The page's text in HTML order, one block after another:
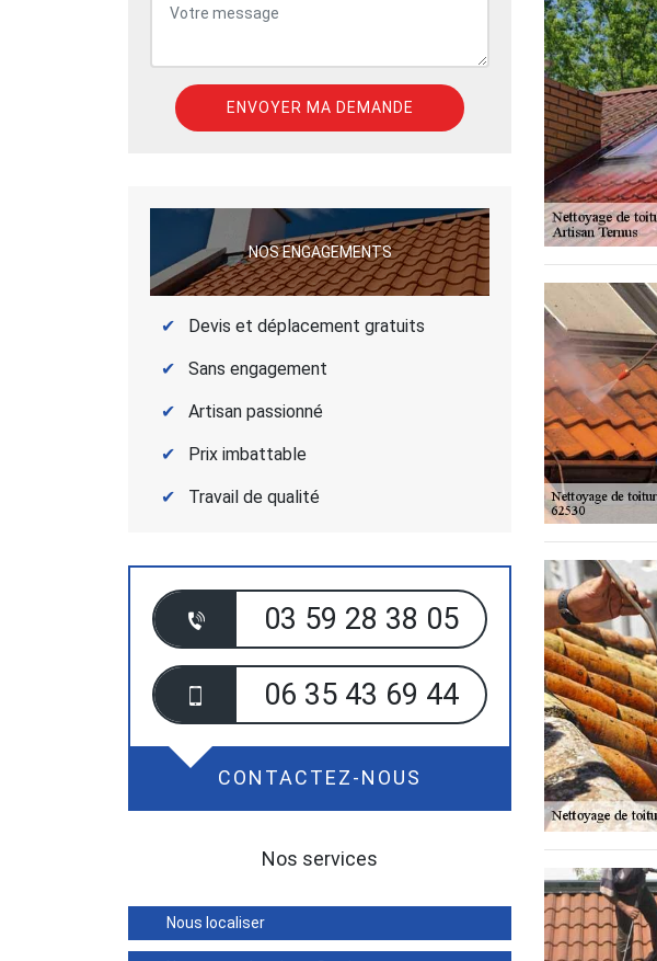
NOS ENGAGEMENTS
Devis et déplacement gratuits
Sans engagement
Artisan passionné
Prix imbattable
Travail de qualité
03 59 28 38 05
06 35 43 69 44
CONTACTEZ-NOUS
Nos services
Nous localiser